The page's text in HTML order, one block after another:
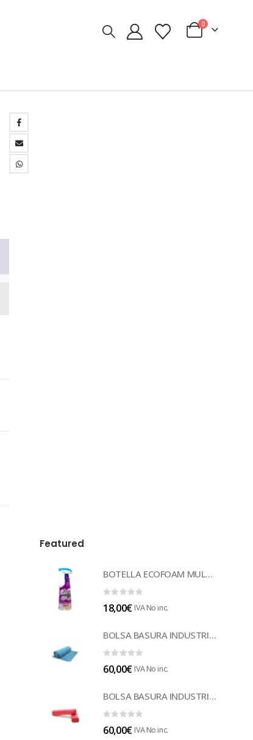
0
Featured
BOTELLA ECOFOAM MULTISUELOS (LECOF12)
18,00€ IVA No inc.
BOLSA BASURA INDUSTRIAL AZUL (B014A)
60,00€ IVA No inc.
BOLSA BASURA INDUSTRIAL ROJA 85 (B014)
60,00€ IVA No inc.